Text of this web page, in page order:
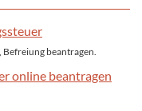
beantragen.
online beantragen